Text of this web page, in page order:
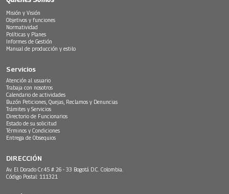
Misión y Visión
Objetivos y funciones
Normatividad
Políticas y Planes
Informes de Gestión
Manual de producción y estilo
Servicios
Atención al usuario
Trabaja con nosotros
Calendario de actividades
Buzón Peticiones, Quejas, Reclamos y Denuncias
Trámites y Servicios
Directorio de Funcionarios
Estado de su solicitud
Términos y Condiciones
Entrega de Obsequios
DIRECCIÓN
Av. El Dorado Cr.45 # 26 - 33 Bogotá D.C. Colombia.
Código Postal: 111321